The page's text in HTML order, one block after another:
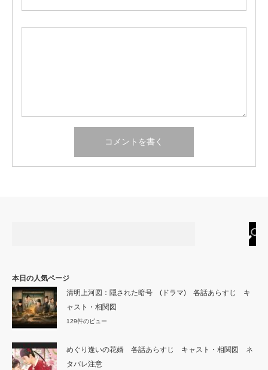
本日の人気ページ
清明上河図：隠された暗号 (ドラマ) 各話あらすじ キ
ャスト・相関図
129件のビュー
めぐり逢いの花婿 各話あらすじ キャスト・相関図 ネ
タバレ注意